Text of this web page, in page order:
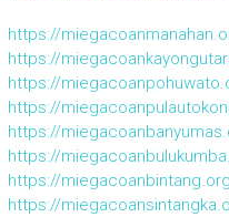
https://
https://
https://
https://
https://
https://
https://miegacoanbintang.org
https://